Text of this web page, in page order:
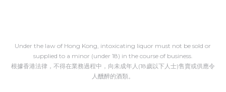
Under the law of Hong Kong, intoxicating liquor must not be sold or
supplied to a minor (under 18) in the course of business.
根據香港法律，不得在業務過程中，向未成年人(18歲以下人士)售賣或供應令
人醺醉的酒類。